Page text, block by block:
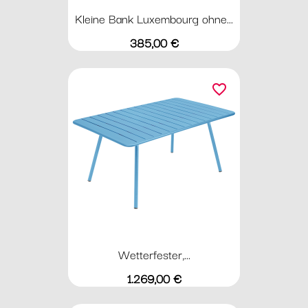
Kleine Bank Luxembourg ohne...
Preis
385,00 €
Wetterfester,...
Preis
1.269,00 €
favorite_border